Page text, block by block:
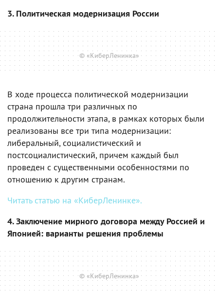
3. Политическая модернизация России
© «КиберЛенинка»
В ходе процесса политической модернизации
страна прошла три различных по
продолжительности этапа, в рамках которых были
реализованы все три типа модернизации:
либеральный, социалистический и
постсоциалистический, причем каждый был
проведен с существенными особенностями по
отношению к другим странам.
Читать статью на «КиберЛенинке».
4. Заключение мирного договора между Россией и
Японией: варианты решения проблемы
© «КиберЛенинка»